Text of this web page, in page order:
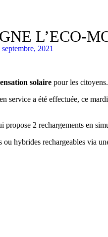
L’ECO-
septembre, 2021
solaire pour les citoyens.
service a été effectuée, ce
propose 2 rechargements en
hybrides rechargeables via